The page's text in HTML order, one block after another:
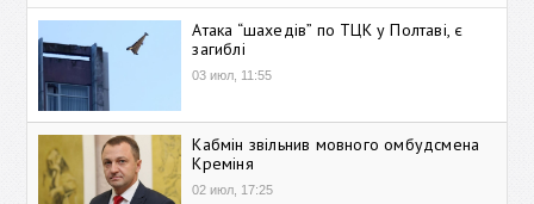
Атака “шахедів” по ТЦК у Полтаві, є
загиблі
03 июл, 11:55
Кабмін звільнив мовного омбудсмена
Креміня
02 июл, 17:25